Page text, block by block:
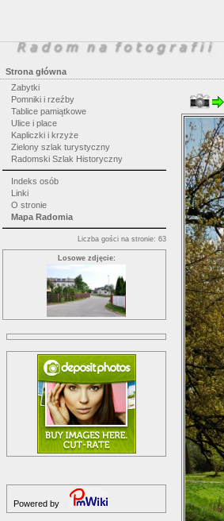
Strona główna
Zabytki
Pomniki i rzeźby
Tablice pamiątkowe
Ulice i place
Kapliczki i krzyże
Zielony szlak turystyczny
Radomski Szlak Historyczny
Indeks osób
Linki
O stronie
Mapa Radomia
Liczba gości na stronie: 63
Losowe zdjęcie:
Powered by